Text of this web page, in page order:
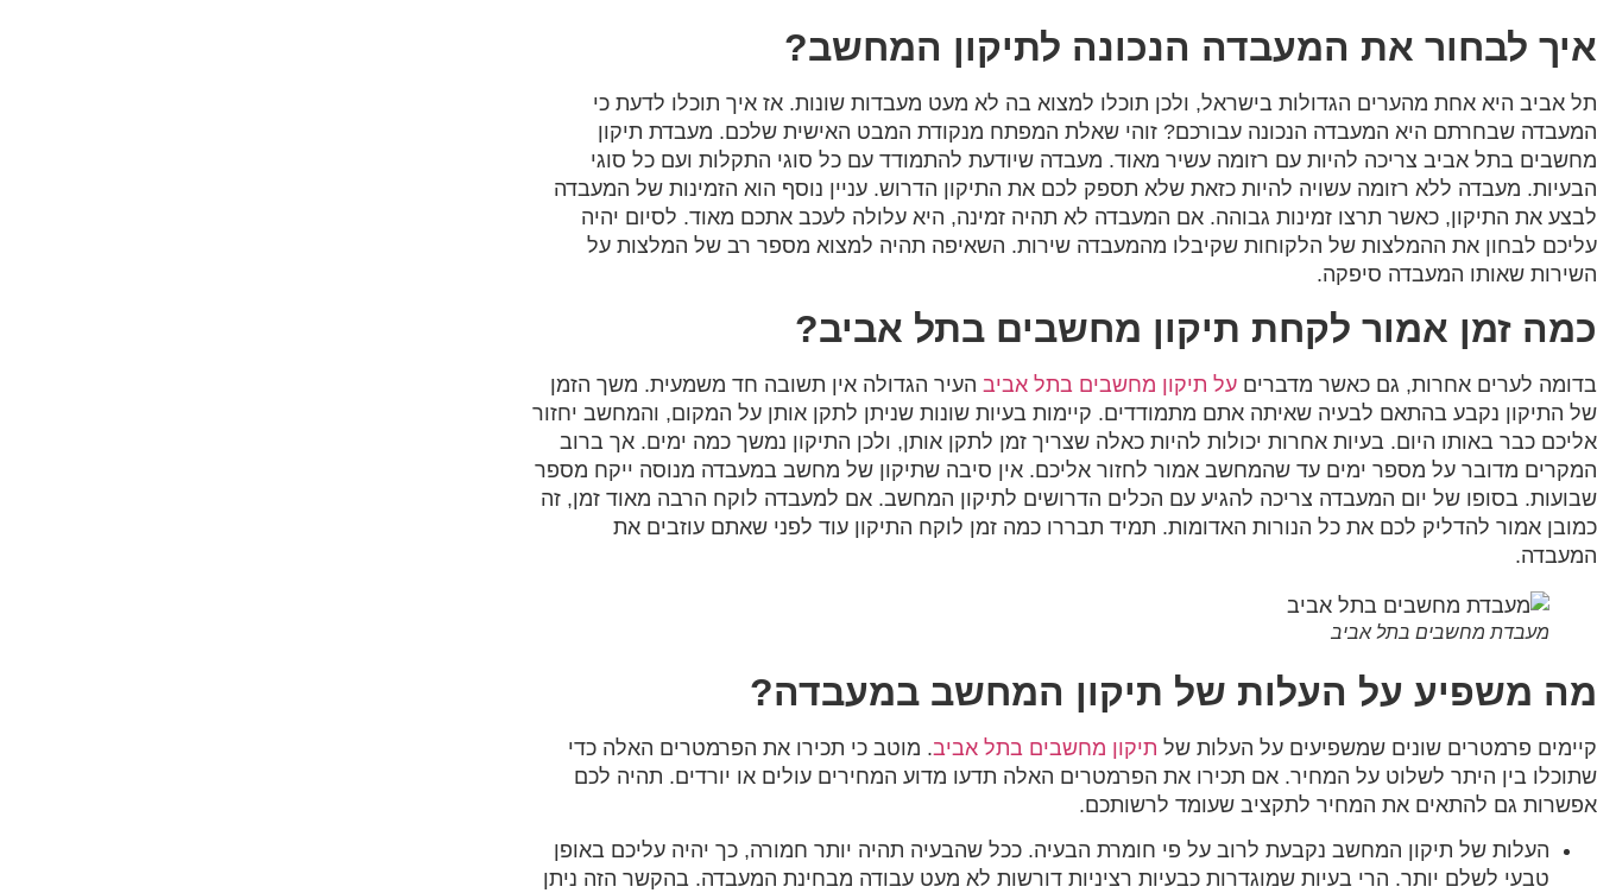
איך לבחור את המעבדה הנכונה לתיקון המחשב?
תל אביב היא אחת מהערים הגדולות בישראל, ולכן תוכלו למצוא בה לא מעט מעבדות שונות. אז איך תוכלו לדעת כי
המעבדה שבחרתם היא המעבדה הנכונה עבורכם? זוהי שאלת המפתח מנקודת המבט האישית שלכם. מעבדת תיקון
מחשבים בתל אביב צריכה להיות עם רזומה עשיר מאוד. מעבדה שיודעת להתמודד עם כל סוגי התקלות ועם כל סוגי
הבעיות. מעבדה ללא רזומה עשויה להיות כזאת שלא תספק לכם את התיקון הדרוש. עניין נוסף הוא הזמינות של המעבדה
לבצע את התיקון, כאשר תרצו זמינות גבוהה. אם המעבדה לא תהיה זמינה, היא עלולה לעכב אתכם מאוד. לסיום יהיה
עליכם לבחון את ההמלצות של הלקוחות שקיבלו מהמעבדה שירות. השאיפה תהיה למצוא מספר רב של המלצות על
השירות שאותו המעבדה סיפקה.
כמה זמן אמור לקחת תיקון מחשבים בתל אביב?
בדומה לערים אחרות, גם כאשר מדברים על תיקון מחשבים בתל אביב העיר הגדולה אין תשובה חד משמעית. משך הזמן
של התיקון נקבע בהתאם לבעיה שאיתה אתם מתמודדים. קיימות בעיות שונות שניתן לתקן אותן על המקום, והמחשב יחזור
אליכם כבר באותו היום. בעיות אחרות יכולות להיות כאלה שצריך זמן לתקן אותן, ולכן התיקון נמשך כמה ימים. אך ברוב
המקרים מדובר על מספר ימים עד שהמחשב אמור לחזור אליכם. אין סיבה שתיקון של מחשב במעבדה מנוסה ייקח מספר
שבועות. בסופו של יום המעבדה צריכה להגיע עם הכלים הדרושים לתיקון המחשב. אם למעבדה לוקח הרבה מאוד זמן, זה
כמובן אמור להדליק לכם את כל הנורות האדומות. תמיד תבררו כמה זמן לוקח התיקון עוד לפני שאתם עוזבים את
המעבדה.
מעבדת מחשבים בתל אביב
מה משפיע על העלות של תיקון המחשב במעבדה?
קיימים פרמטרים שונים שמשפיעים על העלות של תיקון מחשבים בתל אביב. מוטב כי תכירו את הפרמטרים האלה כדי
שתוכלו בין היתר לשלוט על המחיר. אם תכירו את הפרמטרים האלה תדעו מדוע המחירים עולים או יורדים. תהיה לכם
אפשרות גם להתאים את המחיר לתקציב שעומד לרשותכם.
העלות של תיקון המחשב נקבעת לרוב על פי חומרת הבעיה. ככל שהבעיה תהיה יותר חמורה, כך יהיה עליכם באופן
טבעי לשלם יותר. הרי בעיות שמוגדרות כבעיות רציניות דורשות לא מעט עבודה מבחינת המעבדה. בהקשר הזה ניתן